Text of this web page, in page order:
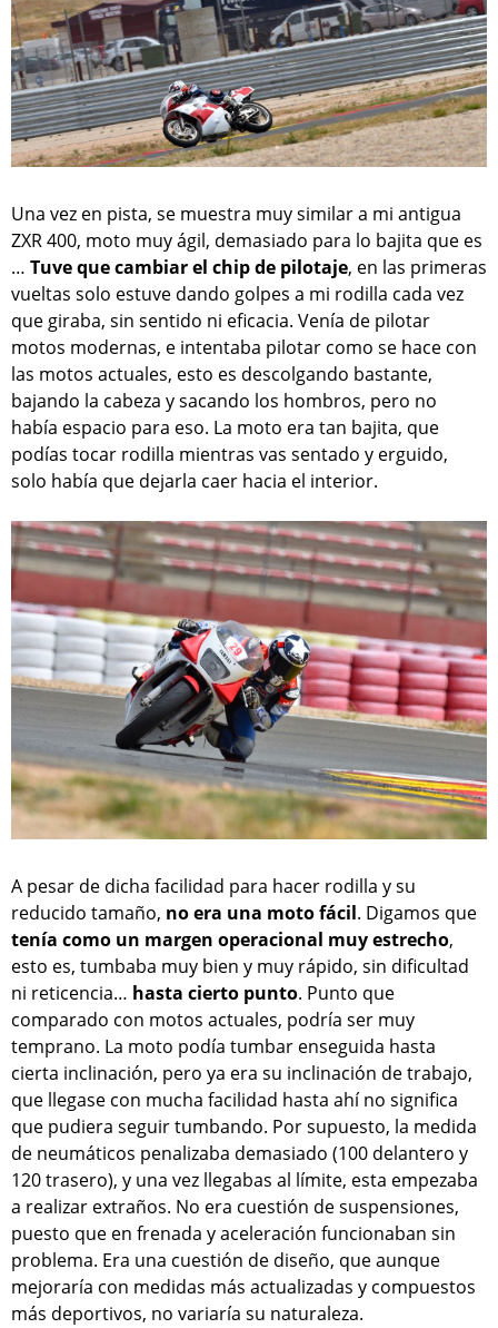
Una vez en pista, se muestra muy similar a mi antigua
ZXR 400, moto muy ágil, demasiado para lo bajita que es
… Tuve que cambiar el chip de pilotaje, en las primeras
vueltas solo estuve dando golpes a mi rodilla cada vez
que giraba, sin sentido ni eficacia. Venía de pilotar
motos modernas, e intentaba pilotar como se hace con
las motos actuales, esto es descolgando bastante,
bajando la cabeza y sacando los hombros, pero no
había espacio para eso. La moto era tan bajita, que
podías tocar rodilla mientras vas sentado y erguido,
solo había que dejarla caer hacia el interior.
A pesar de dicha facilidad para hacer rodilla y su
reducido tamaño, no era una moto fácil. Digamos que
tenía como un margen operacional muy estrecho,
esto es, tumbaba muy bien y muy rápido, sin dificultad
ni reticencia… hasta cierto punto. Punto que
comparado con motos actuales, podría ser muy
temprano. La moto podía tumbar enseguida hasta
cierta inclinación, pero ya era su inclinación de trabajo,
que llegase con mucha facilidad hasta ahí no significa
que pudiera seguir tumbando. Por supuesto, la medida
de neumáticos penalizaba demasiado (100 delantero y
120 trasero), y una vez llegabas al límite, esta empezaba
a realizar extraños. No era cuestión de suspensiones,
puesto que en frenada y aceleración funcionaban sin
problema. Era una cuestión de diseño, que aunque
mejoraría con medidas más actualizadas y compuestos
más deportivos, no variaría su naturaleza.